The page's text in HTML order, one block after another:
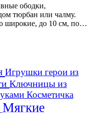
ободки,
тюрбан или чалму.
широкие, до 10 см, по…
Игрушки герои из
Ключницы из
Косметичка
Мягкие